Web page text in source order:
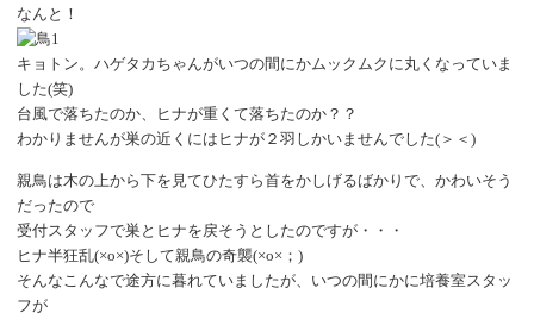
なんと！
キョトン。ハゲタカちゃんがいつの間にかムックムクに丸くなっていま
した(笑)
台風で落ちたのか、ヒナが重くて落ちたのか？？
わかりませんが巣の近くにはヒナが２羽しかいませんでした(＞＜)
親鳥は木の上から下を見てひたすら首をかしげるばかりで、かわいそう
だったので
受付スタッフで巣とヒナを戻そうとしたのですが・・・
ヒナ半狂乱(×o×)そして親鳥の奇襲(×o×；)
そんなこんなで途方に暮れていましたが、いつの間にかに培養室スタッ
フが